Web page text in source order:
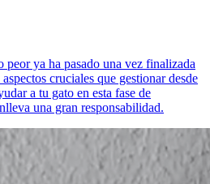
peor ya ha pasado una vez finalizada
cruciales que gestionar desde
a tu gato en esta fase de
una gran responsabilidad.